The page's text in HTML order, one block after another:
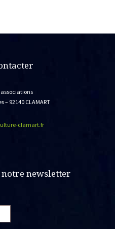
– 92140 CLAMART
clamart.fr
newsletter